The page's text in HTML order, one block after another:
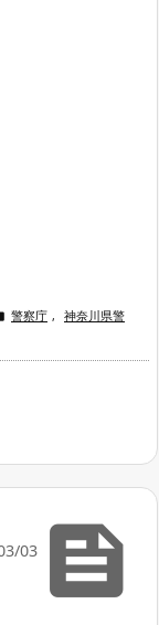
警察庁 , 神奈川県警

03